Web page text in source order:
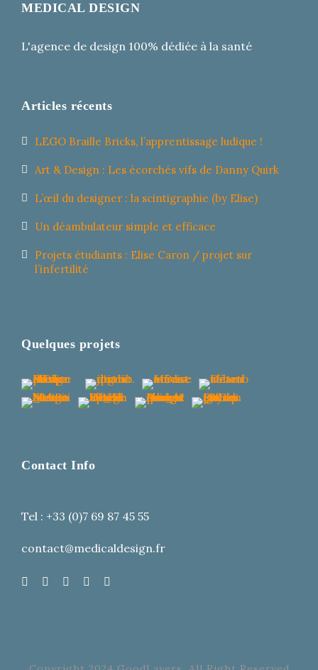
MEDICAL DESIGN
L'agence de design 100% dédiée à la santé
Articles récents
LEGO Braille Bricks, l’apprentissage ludique !
Art & Design : Les écorchés vifs de Danny Quirk
L’œil du designer : la scintigraphie (by Elise)
Un déambulateur simple et efficace
Projets étudiants : Elise Caron / projet sur
l’infertilité
Quelques projets
Contact Info
Tel : +33 (0)7 69 87 45 55
contact@medicaldesign.fr